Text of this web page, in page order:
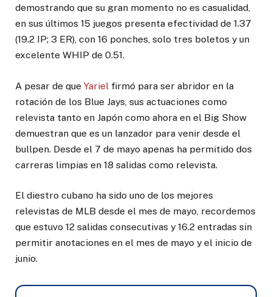
demostrando que su gran momento no es casualidad,
en sus últimos 15 juegos presenta efectividad de 1.37
(19.2 IP; 3 ER), con 16 ponches, solo tres boletos y un
excelente WHIP de 0.51.
A pesar de que Yariel firmó para ser abridor en la
rotación de los Blue Jays, sus actuaciones como
relevista tanto en Japón como ahora en el Big Show
demuestran que es un lanzador para venir desde el
bullpen. Desde el 7 de mayo apenas ha permitido dos
carreras limpias en 18 salidas como relevista.
El diestro cubano ha sido uno de los mejores
relevistas de MLB desde el mes de mayo, recordemos
que estuvo 12 salidas consecutivas y 16.2 entradas sin
permitir anotaciones en el mes de mayo y el inicio de
junio.